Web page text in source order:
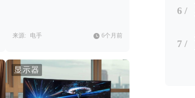
来源: 电手 6个月前
显示器
6 /
7 /